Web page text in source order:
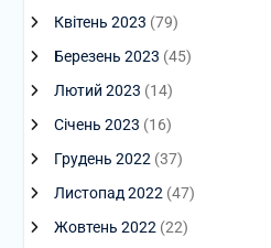
Квітень 2023 (79)
Березень 2023 (45)
Лютий 2023 (14)
Січень 2023 (16)
Грудень 2022(37)
Листопад 2022(47)
Жовтень 2022(22)